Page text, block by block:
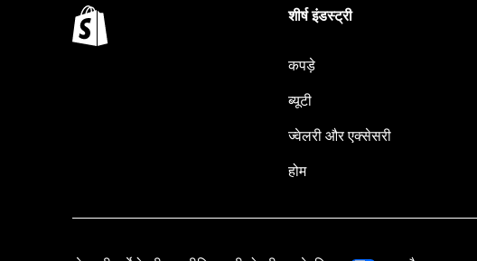
शीर्ष इंडस्ट्री
कपड़े
ब्यूटी
ज्वेलरी और एक्सेसरी
होम